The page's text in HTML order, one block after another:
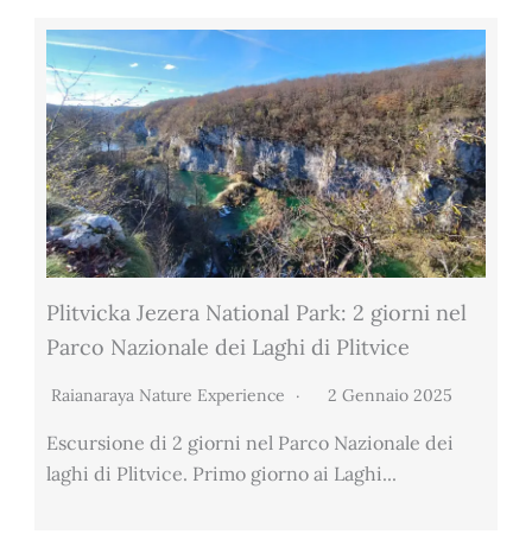
Plitvicka Jezera National Park: 2 giorni nel
Parco Nazionale dei Laghi di Plitvice
Raianaraya Nature Experience 2 Gennaio 2025
Escursione di 2 giorni nel Parco Nazionale dei
laghi di Plitvice. Primo giorno ai Laghi...